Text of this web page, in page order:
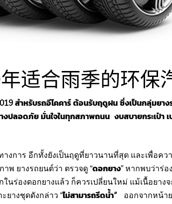
适合雨季的环保
สำหรับรถอีโคคาร์ ต้อนรับฤดูฝน ซึ่งเป็นกลุ่มยา
งปลอดภัย มั่นใจในทุกสภาพถนน งบสบายกระเป๋า เ
างการ อีกทั้งยังเป็นฤดูที่ยาวนานที่สุด และเพื่อคว
พ ยางรถยนต์ว่า ตรวจดู “ดอกยาง” หากพบว่าร่อ
นร่องดอกยางแล้ว ก็ควรเปลี่ยนใหม่ แม้เนื้อยาง
ยางชุดดังกล่าว “ไม่สามารถรีดน้ำ”
ออกจากหน้า